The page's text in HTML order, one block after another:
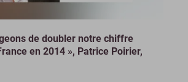
de doubler notre chiffre
en 2014 », Patrice Poirier,